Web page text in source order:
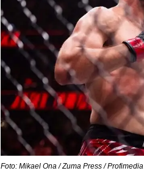
Foto: Mikael Ona / Zuma Press / Profimedia